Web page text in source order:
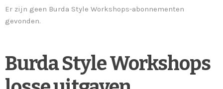
Er zijn geen Burda Style Workshops-abonnementen
gevonden.
Burda Style Workshops